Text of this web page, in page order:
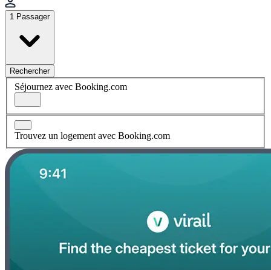
1 Passager
Rechercher
Séjournez avec Booking.com
Trouvez un logement avec Booking.com